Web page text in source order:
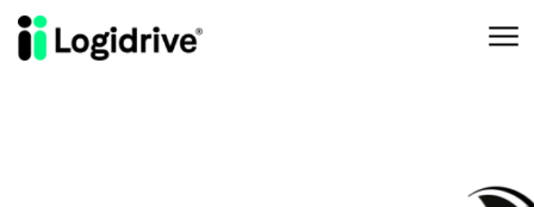
Aller au contenu principal